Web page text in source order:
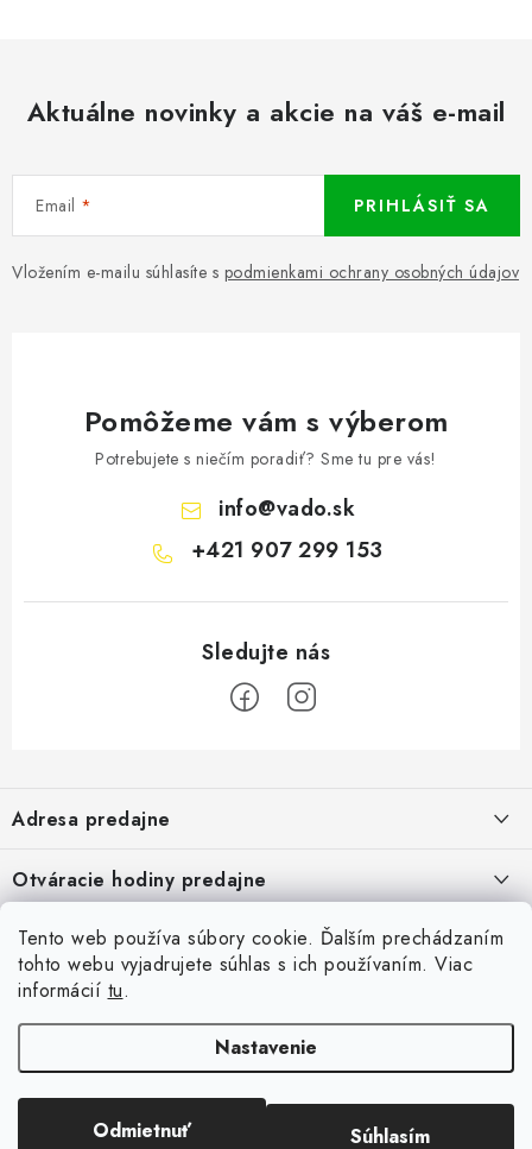
Tento web používa súbory cookie. Ďalším prechádzaním
tohto webu vyjadrujete súhlas s ich používaním. Viac
informácií tu.
Nastavenie
Odmietnuť Súhlasím
Aktuálne novinky a akcie na váš e-mail
Email
Vložením e-mailu súhlasíte s podmienkami ochrany osobných údajov
PRIHLÁSIŤ SA
Pomôžeme vám s výberom
Potrebujete s niečím poradiť? Sme tu pre vás!
info@vado.sk
+421 907 299 153
p
ä
t
Adresa predajne
Pekárska 4, 941 31 Dvory nad Žitavou
Pozrite si Google mapu
Pozrieť detail mapy »
Otváracie hodiny predajne
Sobota, Nedeľa: Zatvorené
Informácie pre Vás
Napíšte nám
Ochrana osobných údajov
Facebook
Copyright 2026Rybárske potreby Vaďo.sk . Všetky práva vyhradené.